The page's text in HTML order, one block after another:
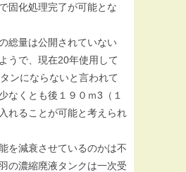
固化処理完了が可能とな
総量は公開されていない
うで、現在20年使用して
ンにならないと言われて
なくとも後１９０ｍ3（１
れることが可能と考えられ
を減衰させているのかは不
の濃縮廃液タンクは一次受